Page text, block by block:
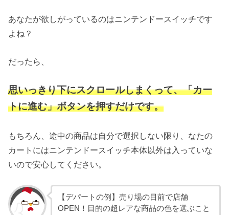
あなたが欲しがっているのはニンテンドースイッチです
よね？
だったら、
思いっきり下にスクロールしまくって、「カー
トに進む」ボタンを押すだけです。
もちろん、途中の商品は自分で選択しない限り、なたの
カートにはニンテンドースイッチ本体以外は入っていな
いので安心してください。
【デパートの例】売り場の目前で店舗
OPEN！目的の超レアな商品の色を選ぶこと